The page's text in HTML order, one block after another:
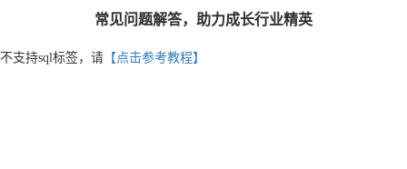
常见问题解答，助力成长行业精英
不支持sql标签，请 【点击参考教程】